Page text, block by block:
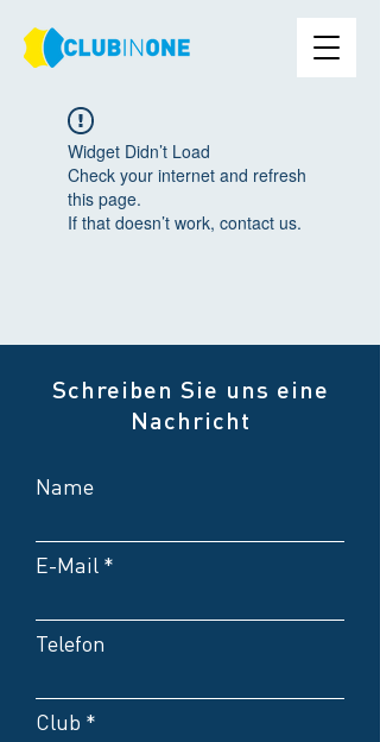
Widget Didn’t Load
Check your internet and refresh
this page.
If that doesn’t work, contact us.
Schreiben Sie uns eine
Nachricht
Name
E-Mail
Telefon
Club